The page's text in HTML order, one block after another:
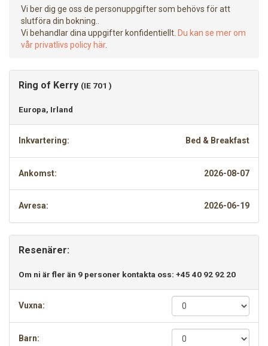
Vi ber dig ge oss de personuppgifter som behövs för att
slutföra din bokning..
Vi behandlar dina uppgifter konfidentiellt. Du kan se mer om
vår privatlivs policy här.
Ring of Kerry (IE 701 )
Europa, Irland
Inkvartering: Bed & Breakfast
Ankomst: 2026-08-07
Avresa: 2026-06-19
Resenärer:
Om ni är fler än 9 personer kontakta oss: +45 40 92 92 20
Vuxna:
Barn: